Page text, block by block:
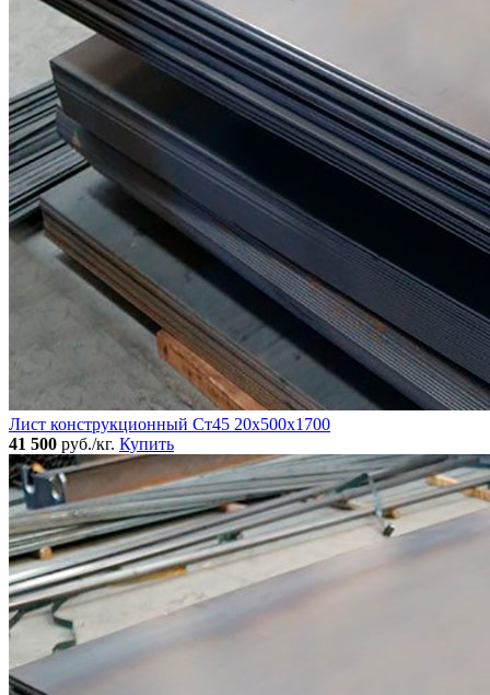
Лист конструкционный Ст45 20х500х1700
41 500 руб./кг. Купить